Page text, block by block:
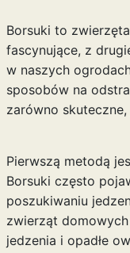
Borsuki to
fascynujące, z
w naszych
sposobów na
zarówno
Pierwszą metodą
Borsuki często
poszukiwaniu
zwierząt
jedzenia i opadłe